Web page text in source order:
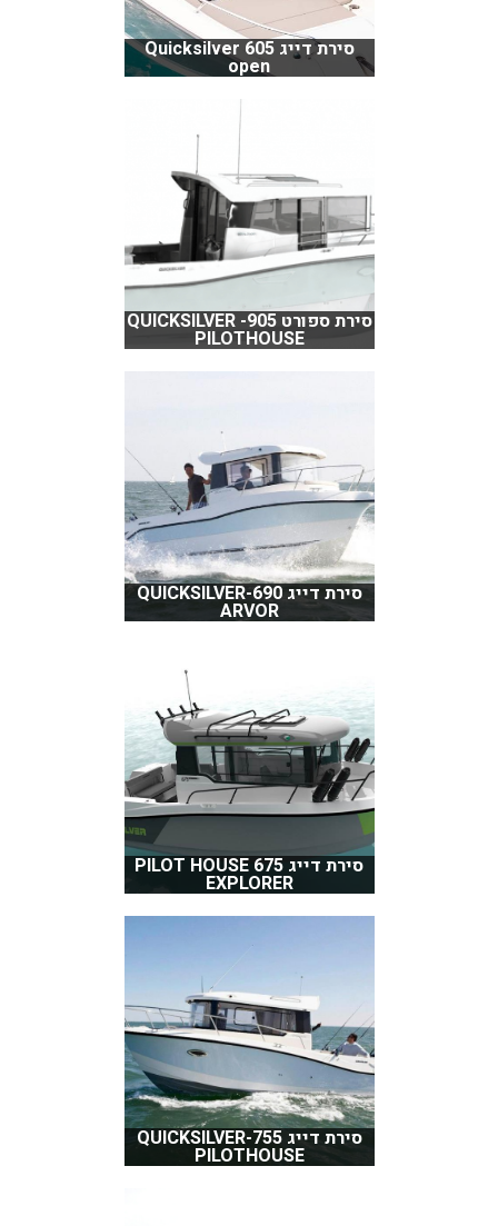
סירת דייג Quicksilver 605
open
סירת ספורט QUICKSILVER -905
PILOTHOUSE
סירת דייג QUICKSILVER-690
ARVOR
סירת דייג PILOT HOUSE 675
EXPLORER
סירת דייג QUICKSILVER-755
PILOTHOUSE